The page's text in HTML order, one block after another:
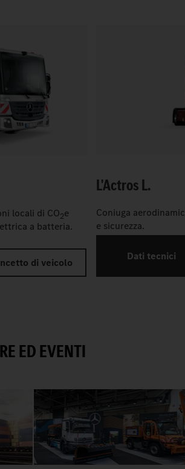
locali di CO2e
a batteria.
di veicolo
L'Actros L.
Coniuga
e sicurezza.
Dati tecnici
ED EVENTI